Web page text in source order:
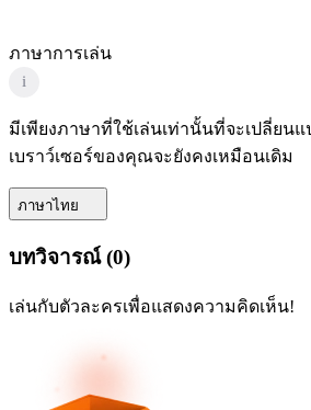
ภาษาการเล่น
i
มีเพียงภาษาที่ใช้เล่นเท่านั้นที่จะเปลี่ยน
เบราว์เซอร์ของคุณจะยังคงเหมือนเดิม
ภาษาไทย
บทวิจารณ์(0)
เล่นกับตัวละครเพื่อแสดงความคิดเห็น!